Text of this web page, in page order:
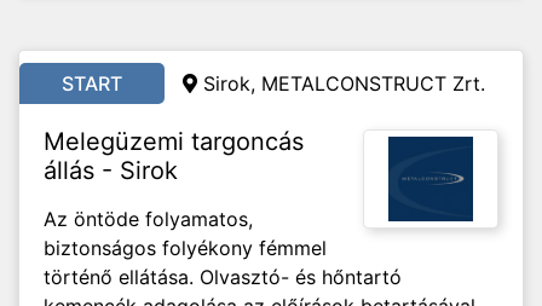
START Sirok, METALCONSTRUCT Zrt.
Melegüzemi targoncás
állás - Sirok
Az öntöde folyamatos,
biztonságos folyékony fémmel
történő ellátása. Olvasztó- és hőntartó